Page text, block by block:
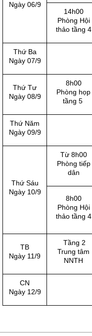
Ngày 06/9
14h00
Phòng Hội
thảo tầng 4
Thứ Ba
Ngày 07/9
Thứ Tư­
Ngày 08/9
8h00
Phòng họp
tầng 5
Thứ Năm
Ngày 09/9
Thứ Sáu
Ngày 10/9
Từ 8h00
Phòng tiếp
dân
8h00
Phòng Hội
thảo tầng 4
TB
Ngày 11/9
Tầng 2
Trung tâm
NNTH
CN
Ngày 12/9